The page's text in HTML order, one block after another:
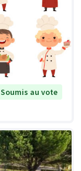
Soumis au vote